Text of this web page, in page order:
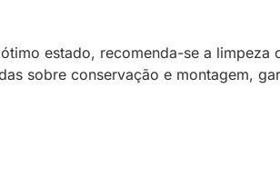
estado, recomenda-se a
sobre conservação e montagem,